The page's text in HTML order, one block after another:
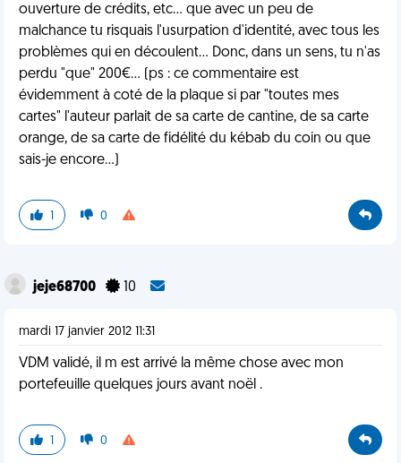
ouverture de crédits, etc... que avec un peu de
malchance tu risquais l'usurpation d'identité, avec tous les
problèmes qui en découlent... Donc, dans un sens, tu n'as
perdu "que" 200€... (ps : ce commentaire est
évidemment à coté de la plaque si par "toutes mes
cartes" l'auteur parlait de sa carte de cantine, de sa carte
orange, de sa carte de fidélité du kébab du coin ou que
sais-je encore...)
1 0
jeje68700 10
mardi 17 janvier 2012 11:31
VDM validé, il m est arrivé la même chose avec mon
portefeuille quelques jours avant noël .
1 0